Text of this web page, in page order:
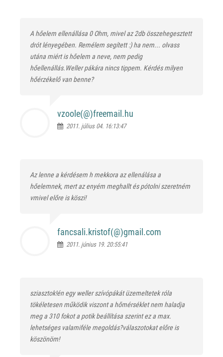
A hőelem ellenállása 0 Ohm, mivel az 2db összehegesztett
drót lényegében. Remélem segített :) ha nem... olvass
utána miért is hőelem a neve, nem pedig
hőellenállás.Weller pákára nincs tippem. Kérdés milyen
hőérzékelő van benne?
vzoole(@)freemail.hu
2011. július 04. 16:13:47
Az lenne a kérdésem h mekkora az ellenálása a
hőelemnek, mert az enyém meghallt és pótolni szeretném
vmivel előre is köszi!
fancsali.kristof(@)gmail.com
2011. június 19. 20:55:41
sziasztok!én egy weller szívópákát üzemeltetek róla
tökéletesen működik viszont a hőmérséklet nem haladja
meg a 310 fokot a potik beállítása szerint ez a max.
lehetséges valamiféle megoldás?válaszotokat előre is
köszönöm!